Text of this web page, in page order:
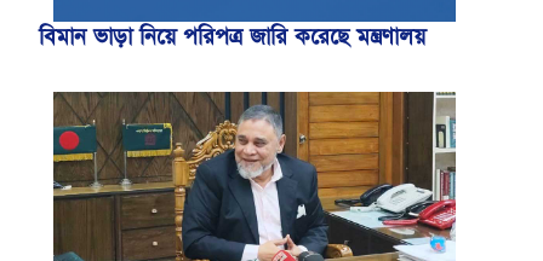
বিমান ভাড়া নিয়ে পরিপত্র জারি করেছে মন্ত্রণালয়